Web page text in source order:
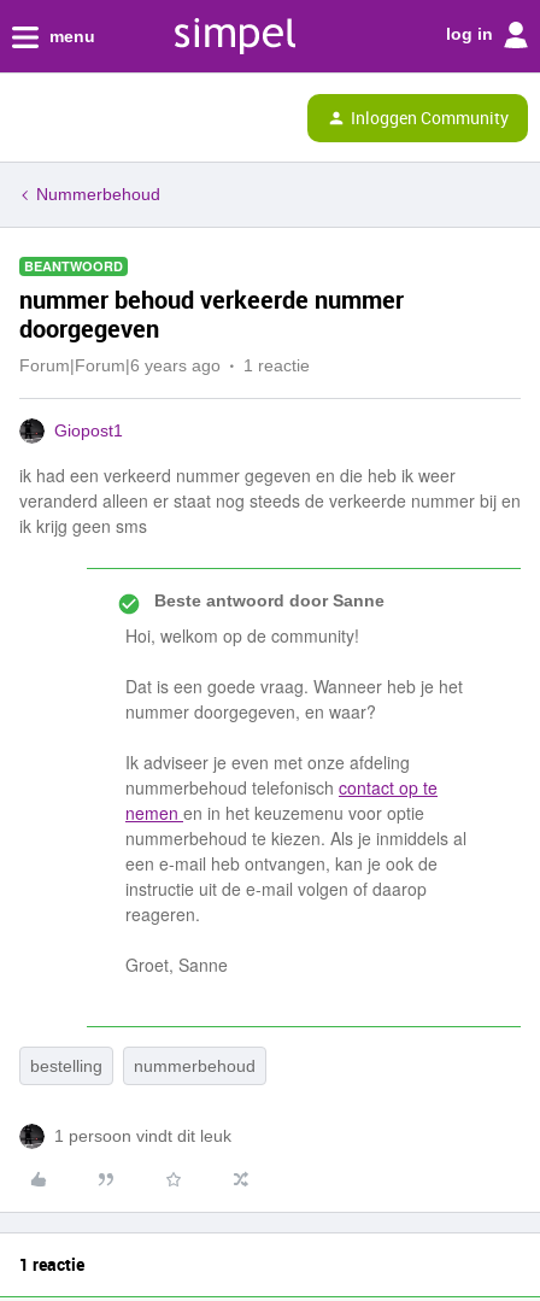
menu log in
Inloggen Community
Nummerbehoud
BEANTWOORD
nummer behoud verkeerde nummer
doorgegeven
Forum|Forum|6 years ago 1 reactie
Giopost1
ik had een verkeerd nummer gegeven en die heb ik weer
veranderd alleen er staat nog steeds de verkeerde nummer bij en
ik krijg geen sms
Beste antwoord doorSanne
Hoi, welkom op de community!
Dat is een goede vraag. Wanneer heb je het
nummer doorgegeven, en waar?
Ik adviseer je even met onze afdeling
nummerbehoud telefonisch contact op te
nemen en in het keuzemenu voor optie
nummerbehoud te kiezen. Als je inmiddels al
een e-mail heb ontvangen, kan je ook de
instructie uit de e-mail volgen of daarop
reageren.
Groet, Sanne
bestelling nummerbehoud
1 persoon vindt dit leuk
1 reactie